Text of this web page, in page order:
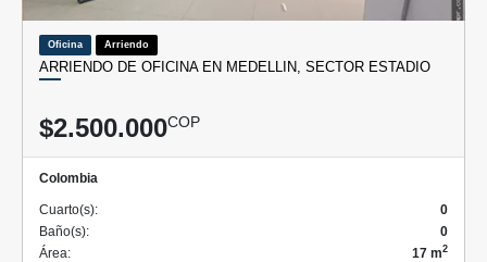
Oficina Arriendo
ARRIENDO DE OFICINA EN MEDELLIN, SECTOR ESTADIO
$2.500.000COP
Colombia
Cuarto(s):
0
Baño(s):
0
Área:
17 m2